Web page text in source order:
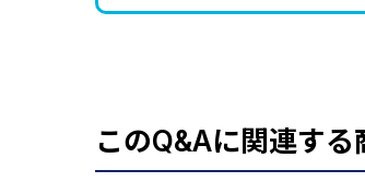
このQ&Aに関連する